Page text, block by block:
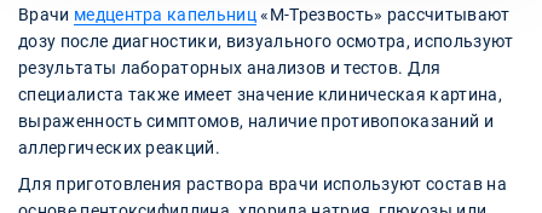
Врачи медцентра капельниц«М-Трезвость» рассчитывают
дозу после диагностики, визуального осмотра, используют
результаты лабораторных анализов и тестов. Для
специалиста также имеет значение клиническая картина,
выраженность симптомов, наличие противопоказаний и
аллергических реакций.
Для приготовления раствора врачи используют состав на